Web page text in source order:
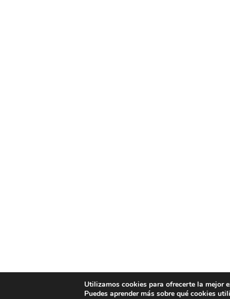
Utilizamos cookies para ofrecerte la mejor
Puedes aprender más sobre qué cookies